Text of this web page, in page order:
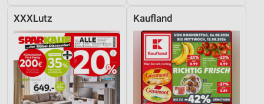
XXXLutz Kaufland